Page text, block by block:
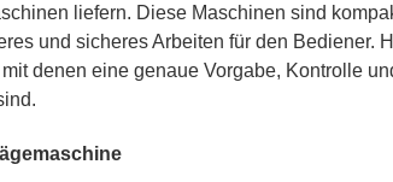
liefern. Diese Maschinen sind
und sicheres Arbeiten für den Bediener.
denen eine genaue Vorgabe, Kontrolle